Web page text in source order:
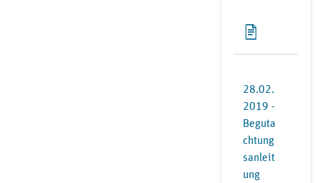
28.02.
2019 -
Beguta
chtung
sanleit
ung